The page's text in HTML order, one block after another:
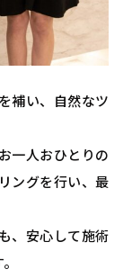
補い、自然なツ
一人おひとりの
ングを行い、最
、安心して施術